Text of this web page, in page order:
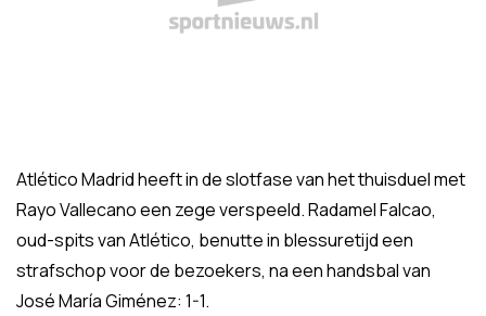
Atlético Madrid heeft in de slotfase van het thuisduel met
Rayo Vallecano een zege verspeeld. Radamel Falcao,
oud-spits van Atlético, benutte in blessuretijd een
strafschop voor de bezoekers, na een handsbal van
José María Giménez: 1-1.